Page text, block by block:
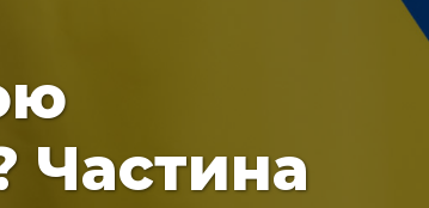
Частина